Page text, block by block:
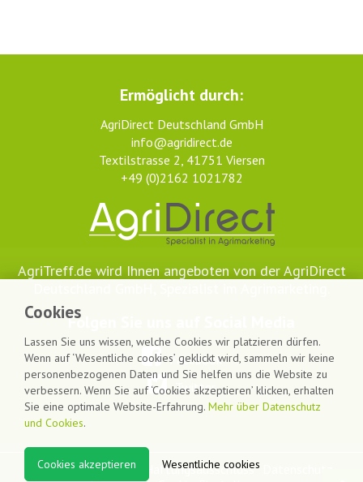
Ermöglicht durch:
AgriDirect Deutschland GmbH
info@agridirect.de
Textilstrasse 2, 41751 Viersen
+49 (0)2162 1021782
AgriTreff.de wird Ihnen angeboten von der AgriDirect
Folgen Sie uns auf Social Media
Facebook
Twitter
Sitemap Kolophon Haftungsausschluss
Cookies
Lassen Sie uns wissen, welche Cookies wir platzieren dürfen.
Wenn auf ‘Wesentliche cookies’ geklickt wird, sammeln wir keine
personenbezogenen Daten und Sie helfen uns die Website zu
verbessern. Wenn Sie auf ‘Cookies akzeptieren’ klicken, erhalten
Sie eine optimale Website-Erfahrung. Mehr über Datenschutz
und Cookies.
Cookies akzeptieren Wesentliche cookies